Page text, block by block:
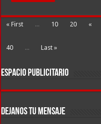
« First ... 10 20 «
40
... Last »
ESPACIO PUBLICITARIO
DEJANOS TU MENSAJE